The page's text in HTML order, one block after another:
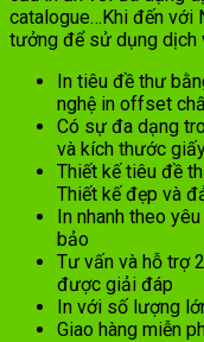
catalogue…Khi đến với
tưởng để sử dụng dịch
In tiêu đề thư
nghệ in offset
Có sự đa dạng
và kích thước
Thiết kế tiêu đề
Thiết kế đẹp và
In nhanh theo
bảo
Tư vấn và hỗ trợ
được giải đáp
In với số lượng
Giao hàng miễn